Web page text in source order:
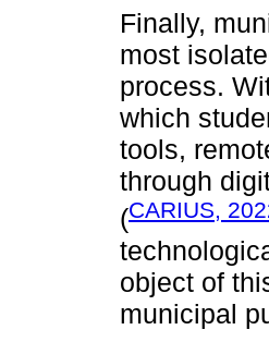
Finally,
most
process.
which
tools,
through
(CARIUS,
object of
municipal